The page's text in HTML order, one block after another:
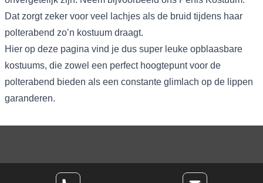
Dat zorgt zeker voor veel lachjes als de bruid tijdens haar
polterabend zo’n kostuum draagt.
Hier op deze pagina vind je dus super leuke opblaasbare
kostuums, die zowel een perfect hoogtepunt voor de
polterabend bieden als een constante glimlach op de lippen
garanderen.